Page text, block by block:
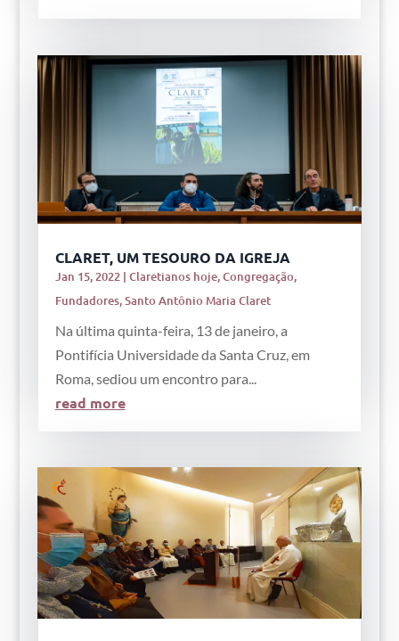
CLARET, UM TESOURO DA IGREJA
Jan 15, 2022| Claretianos hoje,Congregação,
Fundadores,Santo Antônio Maria Claret
Na última quinta-feira, 13 de janeiro, a
Pontifícia Universidade da Santa Cruz, em
Roma, sediou um encontro para...
read more